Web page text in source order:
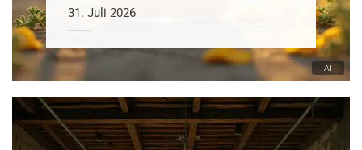
31. Juli 2026